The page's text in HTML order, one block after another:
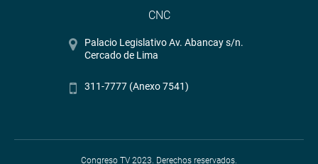
CNC
Palacio Legislativo Av. Abancay s/n.
Cercado de Lima
311-7777 (Anexo 7541)
Congreso TV 2023. Derechos reservados.